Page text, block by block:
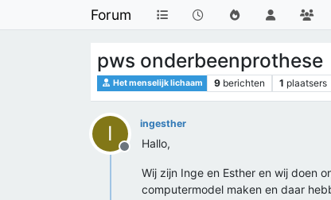
Forum
pws onderbeenprothese
Het menselijk lichaam 9 berichten 1 plaatsers
I
Offline
ingesther
Hallo,
Wij zijn Inge en Esther en wij doen
computermodel maken en daar